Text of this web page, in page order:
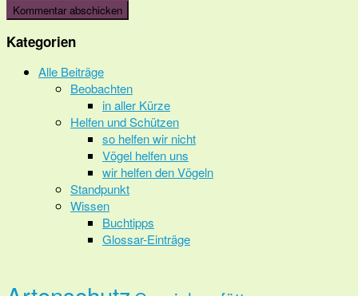
Kategorien
Alle Beiträge
Beobachten
in aller Kürze
Helfen und Schützen
so helfen wir nicht
Vögel helfen uns
wir helfen den Vögeln
Standpunkt
Wissen
Buchtipps
Glossar-Einträge